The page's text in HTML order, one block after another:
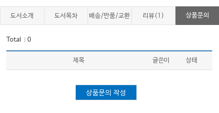
도서소개 도서목차 배송/반품/교환 리뷰(1) 상품문의
Total ｜0
제목 글쓴이 상태
상품문의 작성